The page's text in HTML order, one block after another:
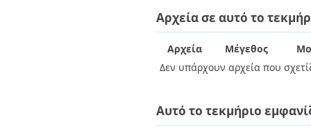
Αρχεία σε αυτό το
Αρχεία Μέγεθος
Δεν υπάρχουν αρχεία που
Αυτό το τεκμήριο